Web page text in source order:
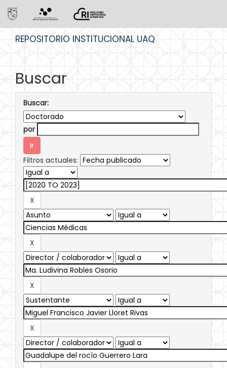
REPOSITORIO INSTITUCIONAL UAQ
Buscar
Buscar:
por
Filtros actuales: